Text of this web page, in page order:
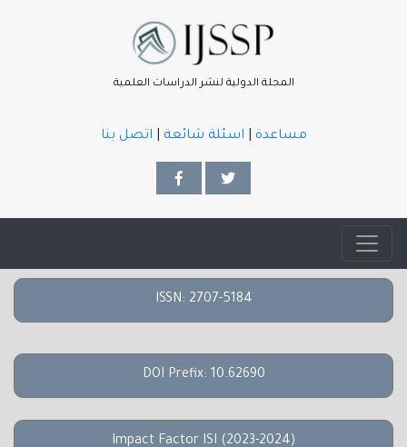
المجلة الدولية لنشر الدراسات العلمية
مساعدة اسئلة شائعة اتصل بنا
ISSN: 2707-5184
DOI Prefix: 10.62690
Impact Factor ISI (2023-2024)